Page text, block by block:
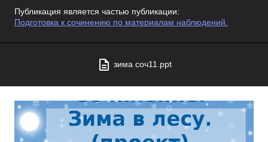
Публикация является частью публикации:
Подготовка к сочинению по материалам наблюдений.
зима соч11.ppt